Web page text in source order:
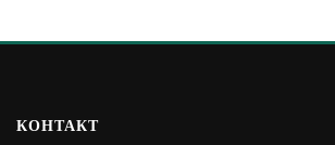
КОНТАКТ